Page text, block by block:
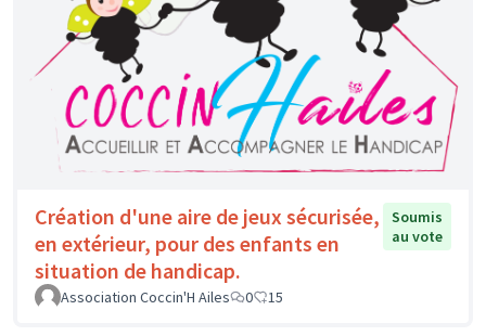
Création d'une aire de jeux sécurisée,
en extérieur, pour des enfants en
situation de handicap.
Soumis
au vote
Association Coccin'H Ailes 0 15